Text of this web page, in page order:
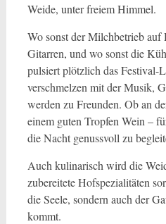
Weide, unter freiem Himmel.
Wo sonst der Milchbetrieb
Gitarren, und wo sonst die
pulsiert plötzlich das Festival-
verschmelzen mit der Musik,
werden zu Freunden. Ob an
einem guten Tropfen Wein –
die Nacht genussvoll zu
Auch kulinarisch wird die
zubereitete Hofspezialitäten
die Seele, sondern auch der
kommt.